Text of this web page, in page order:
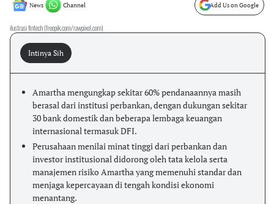
News Channel Add Us on Google
ilustrasi fintech (freepik.com/rawpixel.com)
Intinya Sih
Amartha mengungkap sekitar 60% pendanaannya masih
berasal dari institusi perbankan, dengan dukungan sekitar
30 bank domestik dan beberapa lembaga keuangan
internasional termasuk DFI.
Perusahaan menilai minat tinggi dari perbankan dan
investor institusional didorong oleh tata kelola serta
manajemen risiko Amartha yang memenuhi standar dan
menjaga kepercayaan di tengah kondisi ekonomi
menantang.